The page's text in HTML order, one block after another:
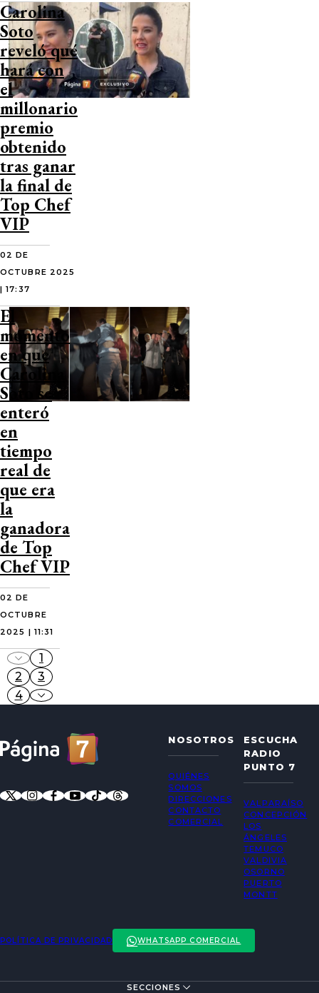
Carolina
Soto
reveló qué
hará con
el
millonario
premio
obtenido
tras ganar
la final de
Top Chef
VIP
02 DE
OCTUBRE 2025
| 17:37
El
momento
en que
Carolina
Soto se
enteró
en
tiempo
real de
que era
la
ganadora
de Top
Chef VIP
02 DE
OCTUBRE
2025 | 11:31
1
2
3
4
NOSOTROS
QUIÉNES
SOMOS
DIRECCIONES
CONTACTO
COMERCIAL
ESCUCHA
RADIO
PUNTO 7
VALPARAÍSO
CONCEPCIÓN
LOS
ÁNGELES
TEMUCO
VALDIVIA
OSORNO
PUERTO
MONTT
POLÍTICA DE PRIVACIDAD WHATSAPP COMERCIAL
SECCIONES